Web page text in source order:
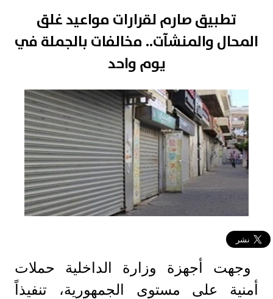
تطبيق صارم لقرارات مواعيد غلق
المحال والمنشآت.. مخالفات بالجملة في
يوم واحد
وجهت أجهزة وزارة الداخلية حملات
أمنية على مستوى الجمهورية، تنفيذاً